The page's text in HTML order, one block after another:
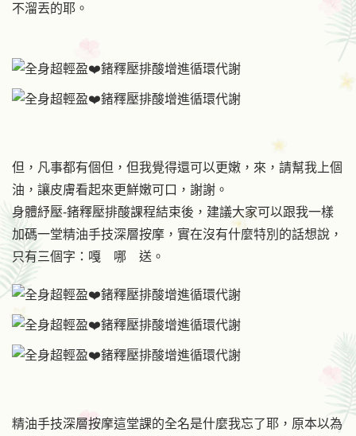
不溜丟的耶。
但，凡事都有個但，但我覺得還可以更嫩，來，請幫我上個
油，讓皮膚看起來更鮮嫩可口，謝謝。
身體紓壓-鍺釋壓排酸課程結束後，建議大家可以跟我一樣
加碼一堂精油手技深層按摩，實在沒有什麼特別的話想說，
只有三個字：嘎 哪 送。
精油手技深層按摩這堂課的全名是什麼我忘了耶，原本以為